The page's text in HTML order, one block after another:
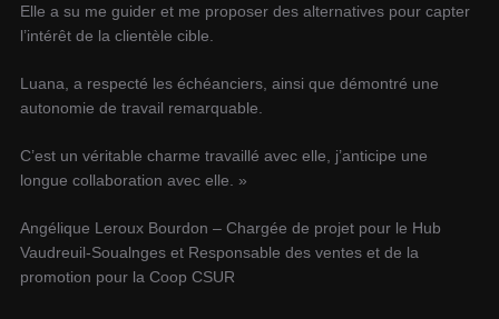
Elle a su me guider et me proposer des alternatives pour capter
l’intérêt de la clientèle cible.
Luana, a respecté les échéanciers, ainsi que démontré une
autonomie de travail remarquable.
C’est un véritable charme travaillé avec elle, j’anticipe une
longue collaboration avec elle. »
Angélique Leroux Bourdon – Chargée de projet pour le Hub
Vaudreuil-Soualnges et Responsable des ventes et de la
promotion pour la Coop CSUR